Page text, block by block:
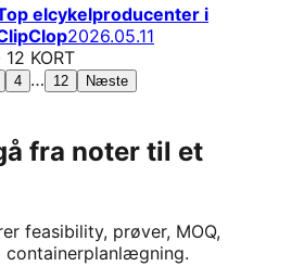
elcykelproducenter i
2026.05.11
12 KORT
4 … 12 Næste
fra noter til et
feasibility, prøver, MOQ,